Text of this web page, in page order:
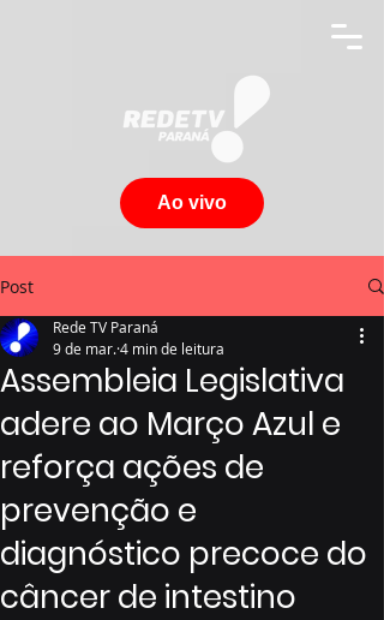
Ao vivo
Post
Assembleia Legislativa
adere ao Março Azul e
reforça ações de
prevenção e
diagnóstico precoce do
câncer de intestino
Rede TV Paraná
9 de mar.4 min de leitura